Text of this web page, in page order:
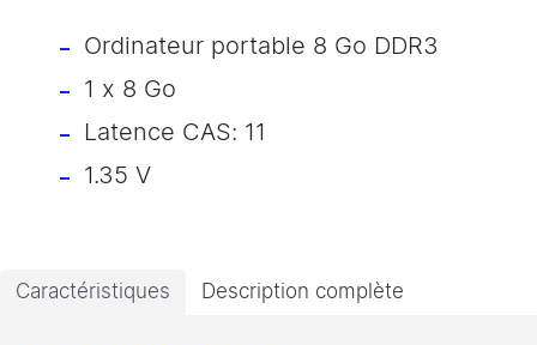
Ordinateur portable 8 Go DDR3
1 x 8 Go
Latence CAS: 11
1.35 V
Caractéristiques Description complète